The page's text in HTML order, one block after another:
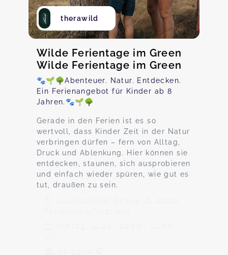
therawild
Wilde Ferientage im Green
Wilde Ferientage im Green
🐾🌱🌳Abenteuer. Natur. Entdecken.
Ein Ferienangebot für Kinder ab 8
Jahren.🐾🌱🌳
Gerade in den Ferien ist es so
wertvoll, dass Kinder Zeit in der Natur
verbringen dürfen – fern von Alltag,
Druck und Ablenkung. Hier können sie
entdecken, staunen, sich ausprobieren
und einfach wieder spüren, wie gut es
tut, draußen zu sein.
Lauterbacher Straße 16, 08223
Falkenstein/Vogtland
Freitag, 14.08., 09:00 - 14:00
Ab 59,00 €